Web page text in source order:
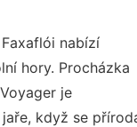
nabízí
hory. Procházka
je
když se